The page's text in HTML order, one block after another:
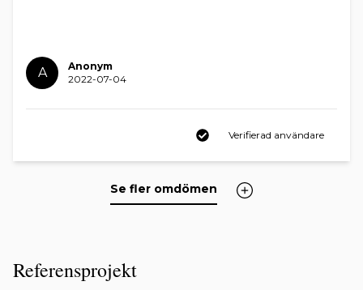
A
Anonym
2022-07-04
Verifierad användare
Se fler omdömen
Referensprojekt